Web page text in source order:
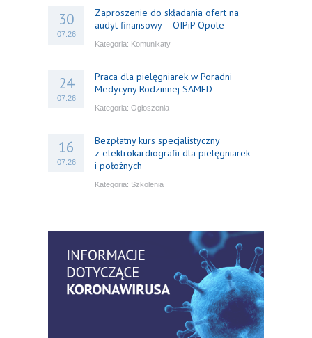
30
07.26
Zaproszenie do składania ofert na
audyt finansowy – OIPiP Opole
Kategoria: Komunikaty
24
07.26
Praca dla pielęgniarek w Poradni
Medycyny Rodzinnej SAMED
Kategoria: Ogłoszenia
16
07.26
Bezpłatny kurs specjalistyczny
z elektrokardiografii dla pielęgniarek
i położnych
Kategoria: Szkolenia
praktyki – aktualny konsensus ekspertów
w dostępie naczyniowym
Kategoria:Szkolenia
06
Zaproszenie na Ogólnopolską
Konferencję Naukową „Terminologia
w pielęgniarstwie – komunikacja,
standaryzacja, praktyka”